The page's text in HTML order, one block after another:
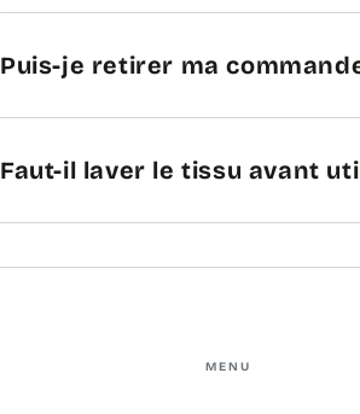
Puis-je retirer ma
Faut-il laver le tissu avant
MENU